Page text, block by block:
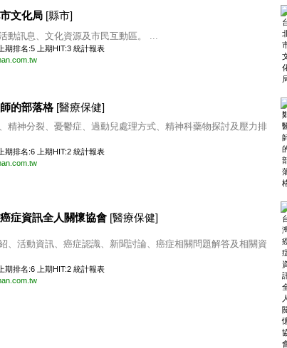
文化局 [縣市]
動訊息、文化資源及市民互動區。 ...
上期排名:5 上期HIT:3 統計報表
的部落格 [醫療保健]
精神分裂、憂鬱症、過動兒處理方式、精神科藥物探討及壓力排
上期排名:6 上期HIT:2 統計報表
症資訊全人關懷協會 [醫療保健]
、活動資訊、癌症認識、新聞討論、癌症相關問題解答及相關資
上期排名:6 上期HIT:2 統計報表